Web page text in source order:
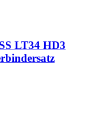
LT34 HD3